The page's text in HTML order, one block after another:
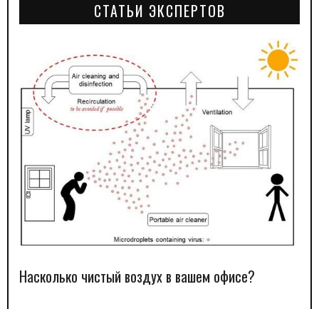
СТАТЬИ ЭКСПЕРТОВ
Насколько чистый воздух в вашем офисе?